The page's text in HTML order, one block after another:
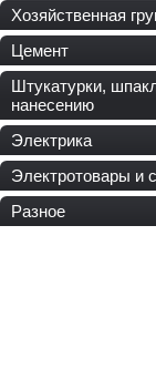
Хозяйственная
Цемент
Штукатурки,
нанесению
Электрика
Электротовары и
Разное